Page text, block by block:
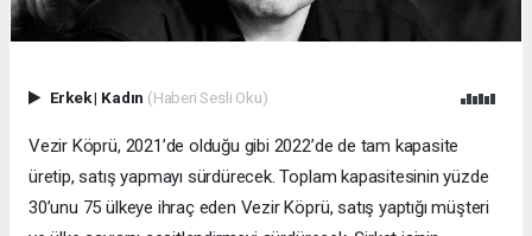
Erkek| Kadın (Haberi Sesli Oku)
Vezir Köprü, 2021’de olduğu gibi 2022’de de tam kapasite
üretip, satış yapmayı sürdürecek. Toplam kapasitesinin yüzde
30’unu 75 ülkeye ihraç eden Vezir Köprü, satış yaptığı müşteri